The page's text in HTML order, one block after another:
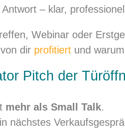
– klar,
Webinar oder
dir profitiert und
Pitch der
mehr als Small Talk.
nächstes